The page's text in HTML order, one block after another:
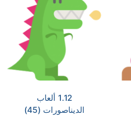
1.12 ألعاب
الديناصورات (45)